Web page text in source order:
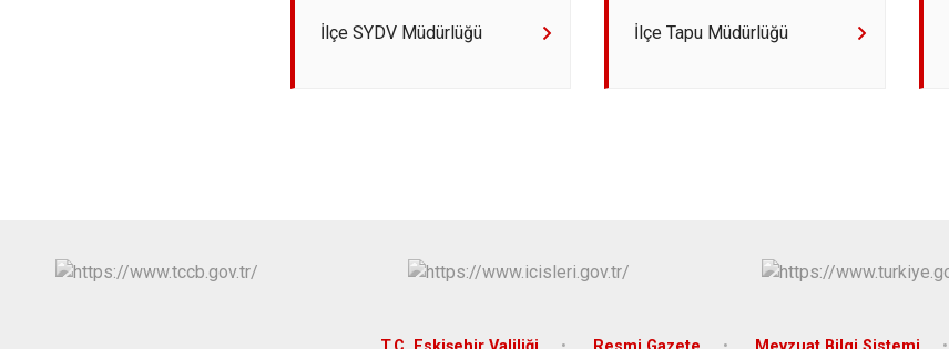
İlçe SYDV Müdürlüğü İlçe Tapu Müdürlüğü